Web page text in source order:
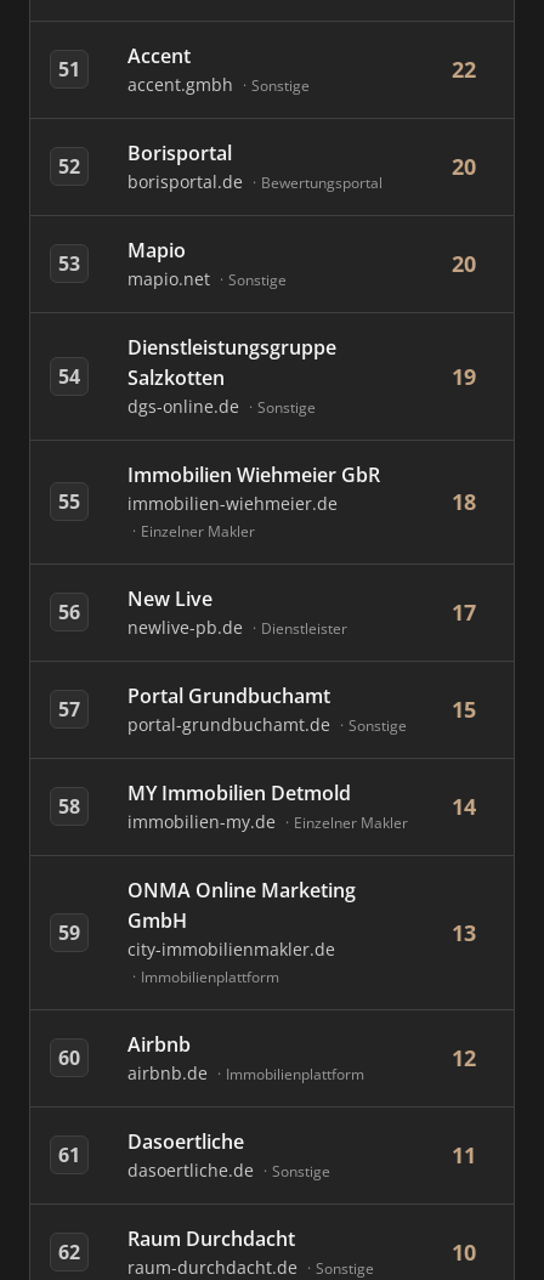
51 Accent
accent.gmbh Sonstige
22
52 Borisportal
borisportal.de Bewertungsportal
20
53 Mapio
mapio.net Sonstige
20
54
Dienstleistungsgruppe
Salzkotten
dgs-online.de Sonstige
19
55
Immobilien Wiehmeier GbR
immobilien-wiehmeier.de
Einzelner Makler
18
56 New Live
newlive-pb.de Dienstleister
17
57 Portal Grundbuchamt
portal-grundbuchamt.de Sonstige
15
58 MY Immobilien Detmold
immobilien-my.de Einzelner Makler
14
59
ONMA Online Marketing
GmbH
city-immobilienmakler.de
Immobilienplattform
13
60 Airbnb
airbnb.de Immobilienplattform
12
61 Dasoertliche
dasoertliche.de Sonstige
11
62 Raum Durchdacht
raum-durchdacht.de Sonstige
10